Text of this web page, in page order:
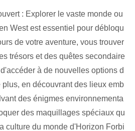
: Explorer le vaste monde ou
West est essentiel pour débloqu
de votre aventure, vous trouver
trésors et des quêtes secondaire
à de nouvelles options d
en découvrant des lieux emb
des énigmes environnementa
des maquillages spéciaux qu
culture du monde d'Horizon Forbi